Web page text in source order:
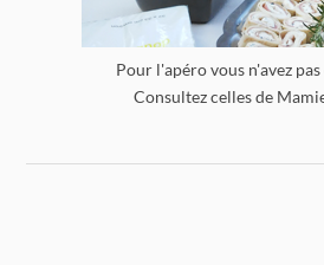
Pour l'apéro vous n'avez
Consultez celles de